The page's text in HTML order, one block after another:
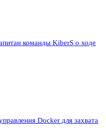
команды KiberS о ходе
Docker для захвата